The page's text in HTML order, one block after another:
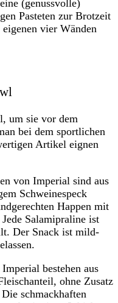
(genussvolle)
Pasteten zur Brotzeit
vier Wänden
um sie vor dem
bei dem sportlichen
Artikel eignen
von Imperial sind aus
Schweinespeck
Happen mit
Salamipraline ist
Der Snack ist mild-
bestehen aus
ohne Zusatz
schmackhaften